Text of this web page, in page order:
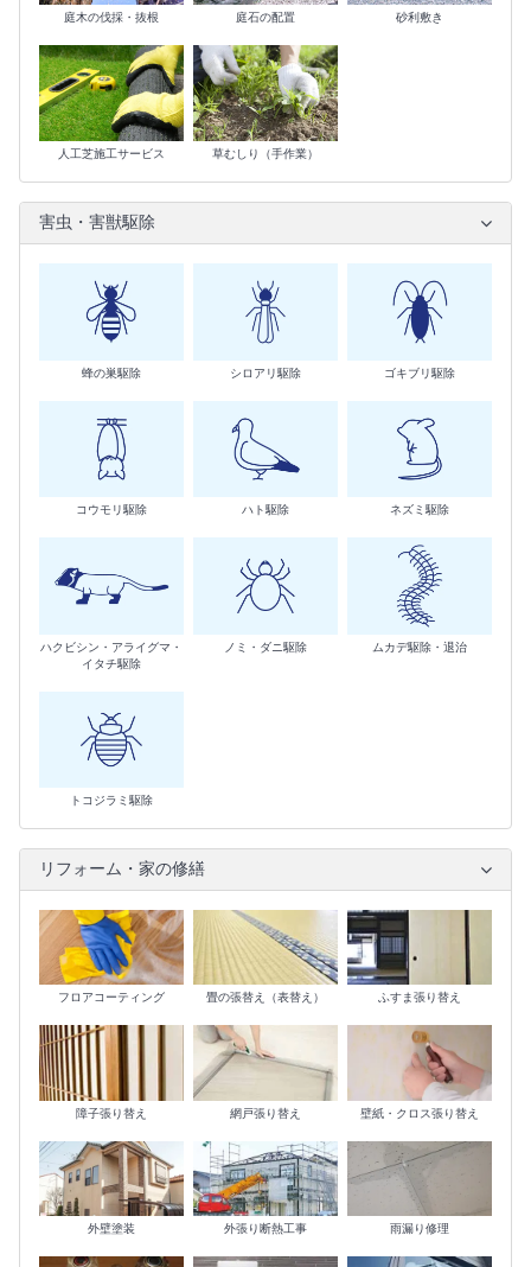
庭木の伐採・抜根 庭石の配置 砂利敷き
人工芝施工サービス 草むしり（手作業）
害虫・害獣駆除
蜂の巣駆除 シロアリ駆除 ゴキブリ駆除
コウモリ駆除 ハト駆除 ネズミ駆除
ハクビシン・アライグマ・
イタチ駆除
ノミ・ダニ駆除 ムカデ駆除・退治
トコジラミ駆除
リフォーム・家の修繕
フロアコーティング 畳の張替え（表替え） ふすま張り替え
障子張り替え 網戸張り替え 壁紙・クロス張り替え
外壁塗装 外張り断熱工事 雨漏り修理